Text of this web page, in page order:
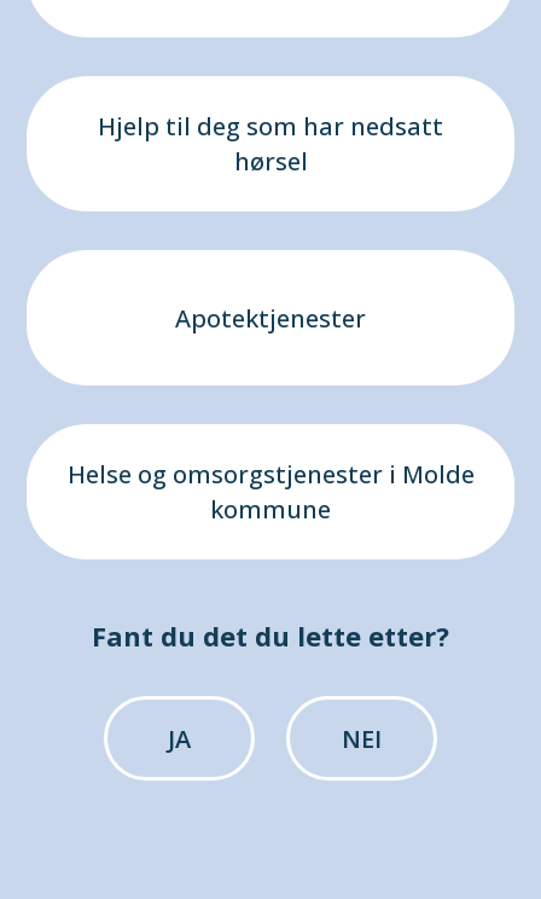
Hjelp til deg som har nedsatt
hørsel
Apotektjenester
Helse og omsorgstjenester i Molde
kommune
Fant du det du lette etter?
JA NEI